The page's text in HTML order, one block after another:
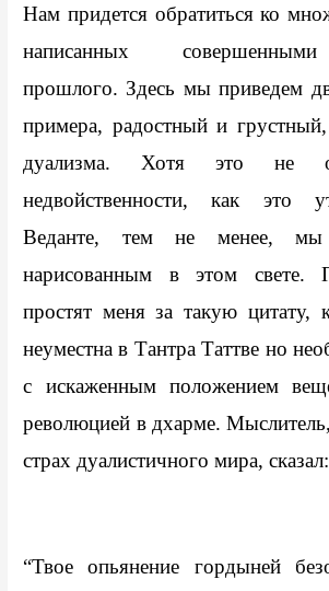
Нам придется обратиться ко
написанных
прошлого. Здесь мы приведем
примера, радостный и
дуализма. Хотя это не
недвойственности, как это
Веданте, тем не менее, мы
нарисованным в этом свете.
простят меня за такую цитату,
неуместна в Тантра Таттве но
с искаженным положением
революцией в дхарме.
страх дуалистичного мира, сказал:
“Твое опьянение гордыней